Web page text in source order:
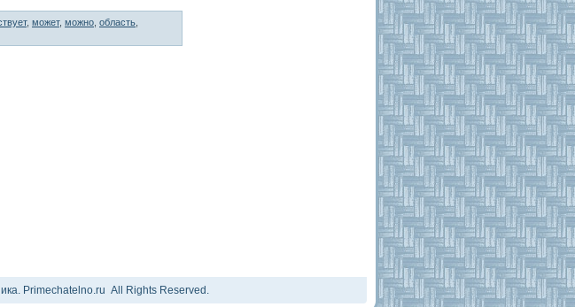
, может, можно область
Primechatelno.ru All Rights Reserved.